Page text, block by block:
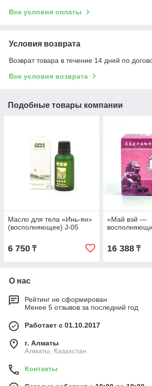
Все условия оплаты
Условия возврата
Возврат товара в течение 14 дней по
Все условия возврата
Подобные товары компании
Масло для тела «Инь-ян»
(восполняющее) J-05
6 750 ₸
«Май вэй —
16 388₸
О нас
Рейтинг не сформирован
Менее 5 отзывов за последний год
Работает с 01.10.2017
г. Алматы
Алматы, Казахстан
Контакты